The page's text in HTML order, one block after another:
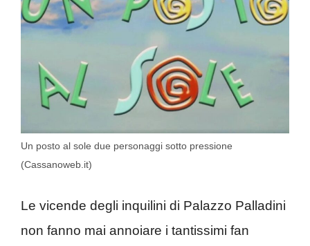
Un posto al sole due personaggi sotto pressione
(Cassanoweb.it)
Le vicende degli inquilini di Palazzo Palladini
non fanno mai annoiare i tantissimi fan